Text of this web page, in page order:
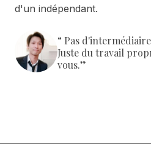
d'un indépendant.
“ Pas
Juste du travail
vous.”